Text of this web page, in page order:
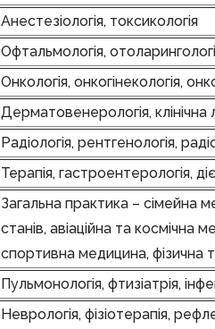
Анестезіологія, токсикологія
Офтальмологія,
Онкологія, онкогінекологія,
Дерматовенерологія, клінічна
Радіологія, рентгенологія,
Терапія, гастроентерологія,
Загальна практика – сімейна
станів, авіаційна та космічна
спортивна медицина, фізична
Пульмонологія, фтизіатрія,
Неврологія, фізіотерапія,